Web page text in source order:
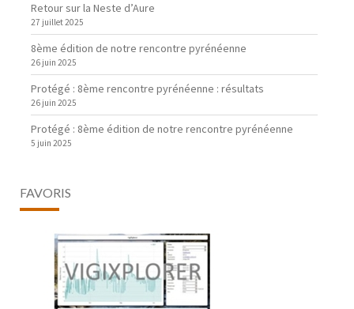
Retour sur la Neste d’Aure
27 juillet 2025
8ème édition de notre rencontre pyrénéenne
26 juin 2025
Protégé : 8ème rencontre pyrénéenne : résultats
26 juin 2025
Protégé : 8ème édition de notre rencontre pyrénéenne
5 juin 2025
FAVORIS